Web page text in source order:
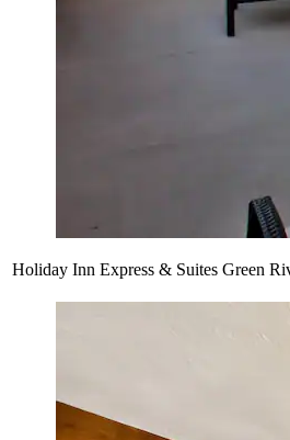
Holiday Inn Express & Suites Green